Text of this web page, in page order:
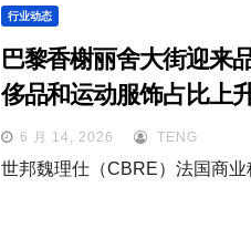
行业动态
巴黎香榭丽舍大街迎来
侈品和运动服饰占比上
6 月 14, 2026 TENG
世邦魏理仕（CBRE）法国商